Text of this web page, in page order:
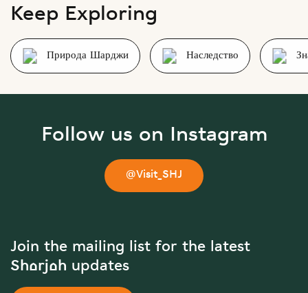
Keep Exploring
Природа Шарджи Наследство
Follow us on Instagram
@Visit_SHJ
Join the mailing list for the latest
Sharjah updates